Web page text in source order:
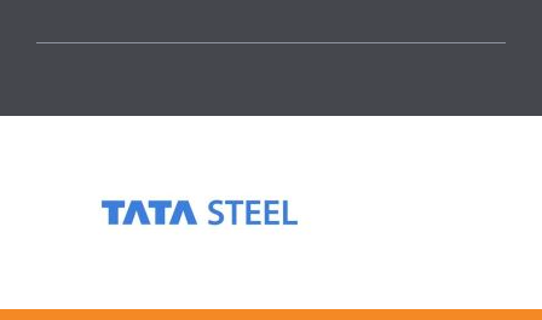
Overige marktsegmenten
People Analytics